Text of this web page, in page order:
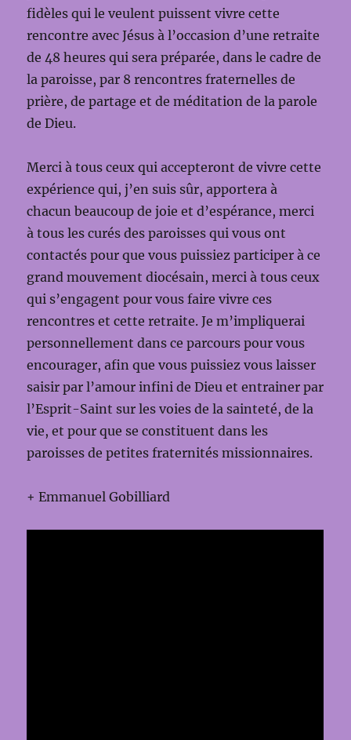
fidèles qui le veulent puissent vivre cette
rencontre avec Jésus à l’occasion d’une retraite
de 48 heures qui sera préparée, dans le cadre de
la paroisse, par 8 rencontres fraternelles de
prière, de partage et de méditation de la parole
de Dieu.
Merci à tous ceux qui accepteront de vivre cette
expérience qui, j’en suis sûr, apportera à
chacun beaucoup de joie et d’espérance, merci
à tous les curés des paroisses qui vous ont
contactés pour que vous puissiez participer à ce
grand mouvement diocésain, merci à tous ceux
qui s’engagent pour vous faire vivre ces
rencontres et cette retraite. Je m’impliquerai
personnellement dans ce parcours pour vous
encourager, afin que vous puissiez vous laisser
saisir par l’amour infini de Dieu et entrainer par
l’Esprit-Saint sur les voies de la sainteté, de la
vie, et pour que se constituent dans les
paroisses de petites fraternités missionnaires.
+ Emmanuel Gobilliard